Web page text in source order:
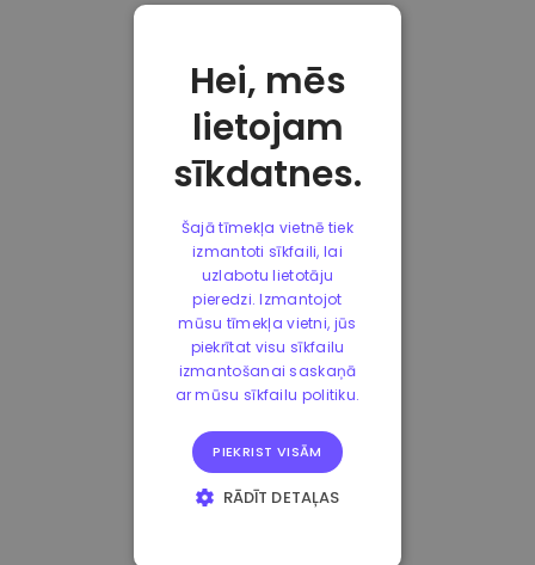
Hei, mēs
lietojam
sīkdatnes.
Šajā tīmekļa vietnē tiek
izmantoti sīkfaili, lai
uzlabotu lietotāju
pieredzi. Izmantojot
mūsu tīmekļa vietni, jūs
piekrītat visu sīkfailu
izmantošanai saskaņā
ar mūsu sīkfailu politiku.
PIEKRIST VISĀM
RĀDĪT DETAĻAS